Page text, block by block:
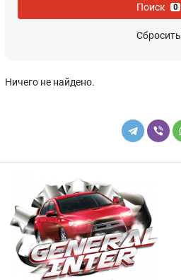
Поиск 0
Сбросить
Ничего не найдено.